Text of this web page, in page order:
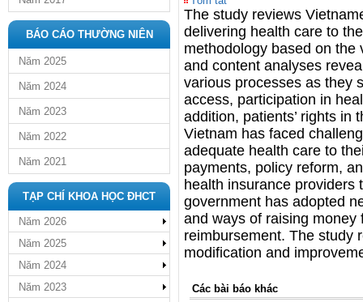
BÁO CÁO THƯỜNG NIÊN
Năm 2025
Năm 2024
Năm 2023
Năm 2022
Năm 2021
TẠP CHÍ KHOA HỌC ĐHCT
Năm 2026
Năm 2025
Năm 2024
Năm 2023
The study reviews
delivering health care to
methodology based on the
and content analyses
various processes as they
access, participation in
addition, patients’ rights in
Vietnam has faced
adequate health care to
payments, policy reform,
health insurance providers
government has adopted
and ways of raising
reimbursement. The study
modification and
Các bài báo khác